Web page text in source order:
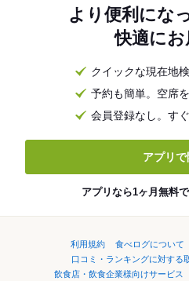
より便利にな
快適にお
クイックな現在地
予約も簡単。空席
会員登録なし。す
アプリで
アプリなら1ヶ月無料
利用規約 食べログについて
口コミ・ランキングに対する
飲食店・飲食企業様向けサービス